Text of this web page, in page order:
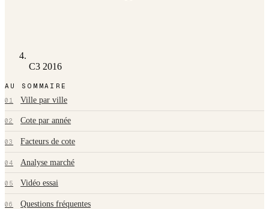
C3 2016
AU SOMMAIRE
01 Ville par ville
02 Cote par année
03 Facteurs de cote
04 Analyse marché
05 Vidéo essai
06 Questions fréquentes